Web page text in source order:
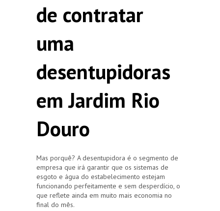
de contratar
uma
desentupidoras
em Jardim Rio
Douro
Mas porquê? A desentupidora é o segmento de
empresa que irá garantir que os sistemas de
esgoto e água do estabelecimento estejam
funcionando perfeitamente e sem desperdício, o
que reflete ainda em muito mais economia no
final do mês.